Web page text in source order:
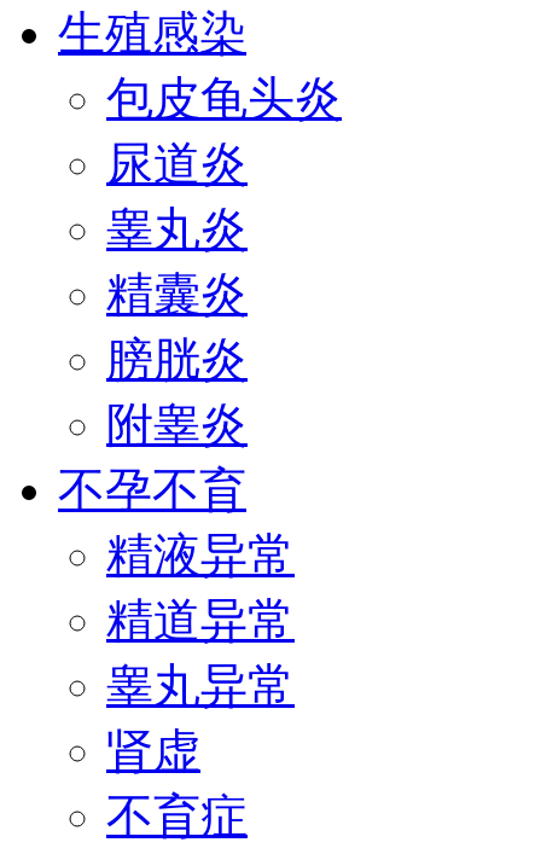
生殖感染
包皮龟头炎
尿道炎
睾丸炎
精囊炎
膀胱炎
附睾炎
不孕不育
精液异常
精道异常
睾丸异常
肾虚
不育症